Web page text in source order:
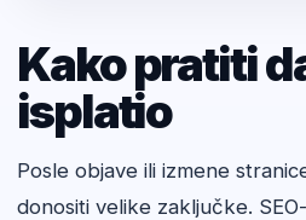
Kako pratiti
isplatio
Posle objave ili izmene
donositi velike zaključke.